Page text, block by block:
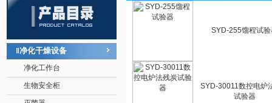
净化干燥设备
净化工作台
生物安全柜
SYD-255馏程试验
SYD-30011数控电炉
试验器